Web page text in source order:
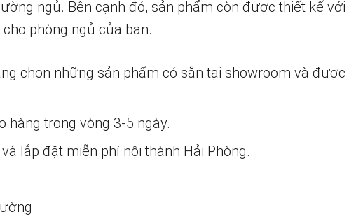
ngủ. Bên cạnh đó, sản phẩm còn được thiết kế với
phòng ngủ của bạn.
chọn những sản phẩm có sẵn tại showroom và được
hàng trong vòng 3-5 ngày.
lắp đặt miễn phí nội thành Hải Phòng.